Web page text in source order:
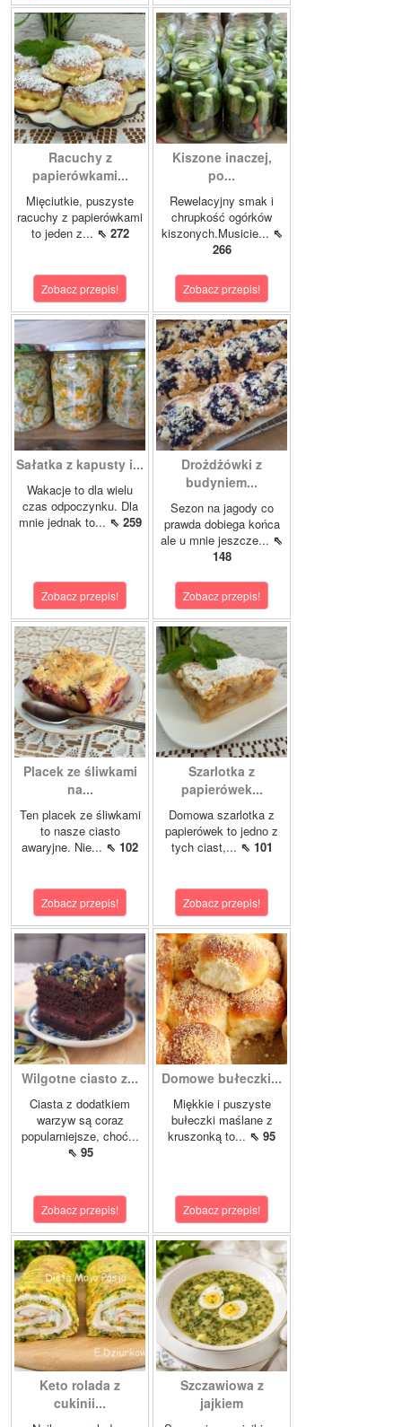
Racuchy z
papierówkami...
Mięciutkie, puszyste
racuchy z papierówkami
to jeden z... ⇖ 272
Zobacz przepis!
Kiszone inaczej,
po...
Rewelacyjny smak i
chrupkość ogórków
kiszonych.Musicie... ⇖
266
Zobacz przepis!
Sałatka z kapusty i...
Wakacje to dla wielu
czas odpoczynku. Dla
mnie jednak to... ⇖ 259
Zobacz przepis!
Drożdżówki z
budyniem...
Sezon na jagody co
prawda dobiega końca
ale u mnie jeszcze... ⇖
148
Zobacz przepis!
Placek ze śliwkami
na...
Ten placek ze śliwkami
to nasze ciasto
awaryjne. Nie... ⇖ 102
Zobacz przepis!
Szarlotka z
papierówek...
Domowa szarlotka z
papierówek to jedno z
tych ciast,... ⇖ 101
Zobacz przepis!
Wilgotne ciasto z...
Ciasta z dodatkiem
warzyw są coraz
popularniejsze, choć...
⇖ 95
Zobacz przepis!
Domowe bułeczki...
Miękkie i puszyste
bułeczki maślane z
kruszonką to... ⇖ 95
Zobacz przepis!
Keto rolada z
cukinii...
Szczawiowa z
jajkiem